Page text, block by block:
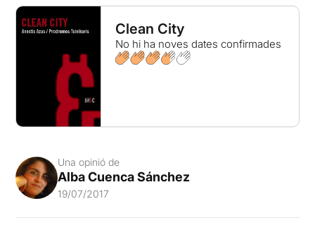
Clean City
No hi ha noves dates confirmades
Una opinió de
Alba Cuenca Sánchez
19/07/2017